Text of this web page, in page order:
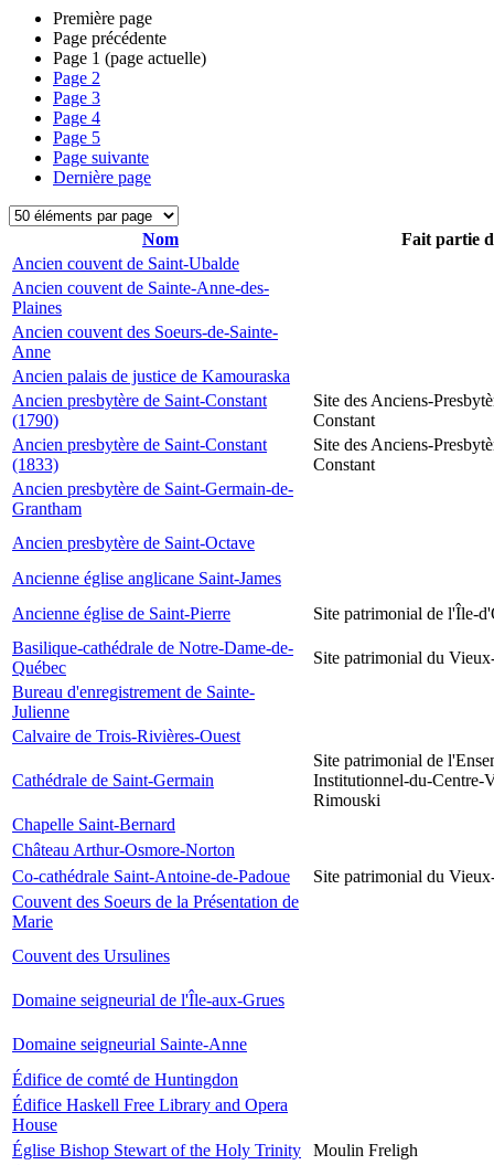
Première page
Page précédente
Page 1 (page actuelle)
Page 2
Page 3
Page 4
Page 5
Page suivante
Dernière page
Nom
Fait partie
Ancien couvent de Saint-Ubalde
Ancien couvent de Sainte-Anne-des-
Plaines
Ancien couvent des Soeurs-de-Sainte-
Anne
Ancien palais de justice de Kamouraska
Ancien presbytère de Saint-Constant
(1790)
Site des Anciens-
Constant
Ancien presbytère de Saint-Constant
(1833)
Site des Anciens-
Constant
Ancien presbytère de Saint-Germain-de-
Grantham
Ancien presbytère de Saint-Octave
Ancienne église anglicane Saint-James
Ancienne église de Saint-Pierre
Site patrimonial de l'Île-
Basilique-cathédrale de Notre-Dame-de-
Québec
Site patrimonial du
Bureau d'enregistrement de Sainte-
Julienne
Calvaire de Trois-Rivières-Ouest
Cathédrale de Saint-Germain
Site patrimonial de
Institutionnel-du-Centre-
Rimouski
Chapelle Saint-Bernard
Château Arthur-Osmore-Norton
Co-cathédrale Saint-Antoine-de-Padoue
Site patrimonial du
Couvent des Soeurs de la Présentation de
Marie
Couvent des Ursulines
Domaine seigneurial de l'Île-aux-Grues
Domaine seigneurial Sainte-Anne
Édifice de comté de Huntingdon
Édifice Haskell Free Library and Opera
House
Église Bishop Stewart of the Holy Trinity
Moulin Freligh